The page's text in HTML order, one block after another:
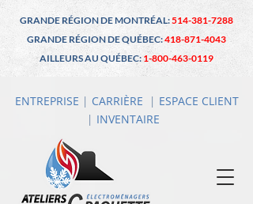
GRANDE RÉGION DE MONTRÉAL:514-381-7288
GRANDE RÉGION DE QUÉBEC:418-871-4043
AILLEURS AU QUÉBEC: 1-800-463-0119
ENTREPRISE | CARRIÈRE | ESPACE CLIENT
| INVENTAIRE